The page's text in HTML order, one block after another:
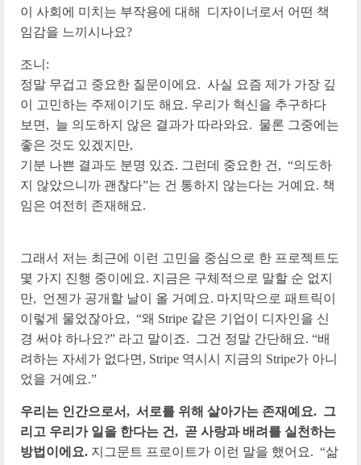
이 사회에 미치는 부작용에 대해 디자이너로서 어떤 책
임감을 느끼시나요?
조니:
정말 무겁고 중요한 질문이에요. 사실 요즘 제가 가장 깊
이 고민하는 주제이기도 해요. 우리가 혁신을 추구하다
보면, 늘 의도하지 않은 결과가 따라와요. 물론 그중에는
좋은 것도 있겠지만,
기분 나쁜 결과도 분명 있죠. 그런데 중요한 건, “의도하
지 않았으니까 괜찮다”는 건 통하지 않는다는 거예요. 책
임은 여전히 존재해요.
그래서 저는 최근에 이런 고민을 중심으로 한 프로젝트도
몇 가지 진행 중이에요. 지금은 구체적으로 말할 순 없지
만, 언젠가 공개할 날이 올 거예요. 마지막으로 패트릭이
이렇게 물었잖아요, “왜 Stripe 같은 기업이 디자인을 신
경 써야 하나요?” 라고 말이죠. 그건 정말 간단해요. “배
려하는 자세가 없다면, Stripe 역시시 지금의 Stripe가 아니
었을 거예요.”
우리는 인간으로서, 서로를 위해 살아가는 존재예요. 그
리고 우리가 일을 한다는 건, 곧 사랑과 배려를 실천하는
방법이에요. 지그문트 프로이트가 이런 말을 했어요. “삶